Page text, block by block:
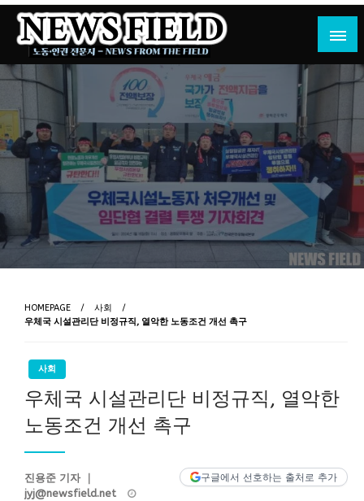
Skip
content
뉴스필드
노동·인권 전문지
HOMEPAGE
사회
우체국 시설관리단 비정규직, 열악한 노동조건 개선 촉구
사회
우체국 시설관리단 비정규직, 열악한
노동조건 개선 촉구
구글에서 선호하는 출처로 추가
진용준 기자 ｜
jyj@newsfield.net